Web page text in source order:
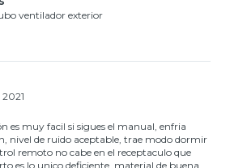
ventilador exterior
es muy facil si sigues el manual, enfria
nivel de ruido aceptable, trae modo dormir
remoto no cabe en el receptaculo que
es lo unico deficiente. material de buena